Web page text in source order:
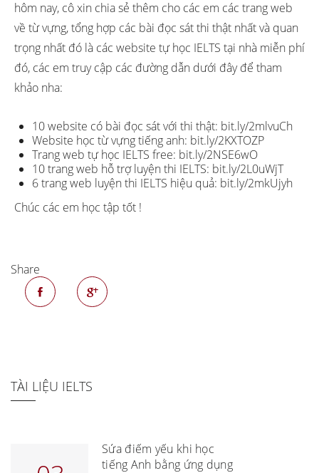
hôm nay, cô xin chia sẻ thêm cho các em các trang web
về từ vựng, tổng hợp các bài đọc sát thi thật nhất và quan
trọng nhất đó là các website tự học IELTS tại nhà miễn phí
đó, các em truy cập các đường dẫn dưới đây để tham
khảo nha:
10 website có bài đọc sát với thi thật: bit.ly/2mlvuCh
Website học từ vựng tiếng anh: bit.ly/2KXTOZP
Trang web tự học IELTS free: bit.ly/2NSE6wO
10 trang web hỗ trợ luyện thi IELTS: bit.ly/2L0uWjT
6 trang web luyện thi IELTS hiệu quả: bit.ly/2mkUjyh
Chúc các em học tập tốt !
Share
TÀI LIỆU IELTS
Sửa điểm yếu khi học
tiếng Anh bằng ứng dụng